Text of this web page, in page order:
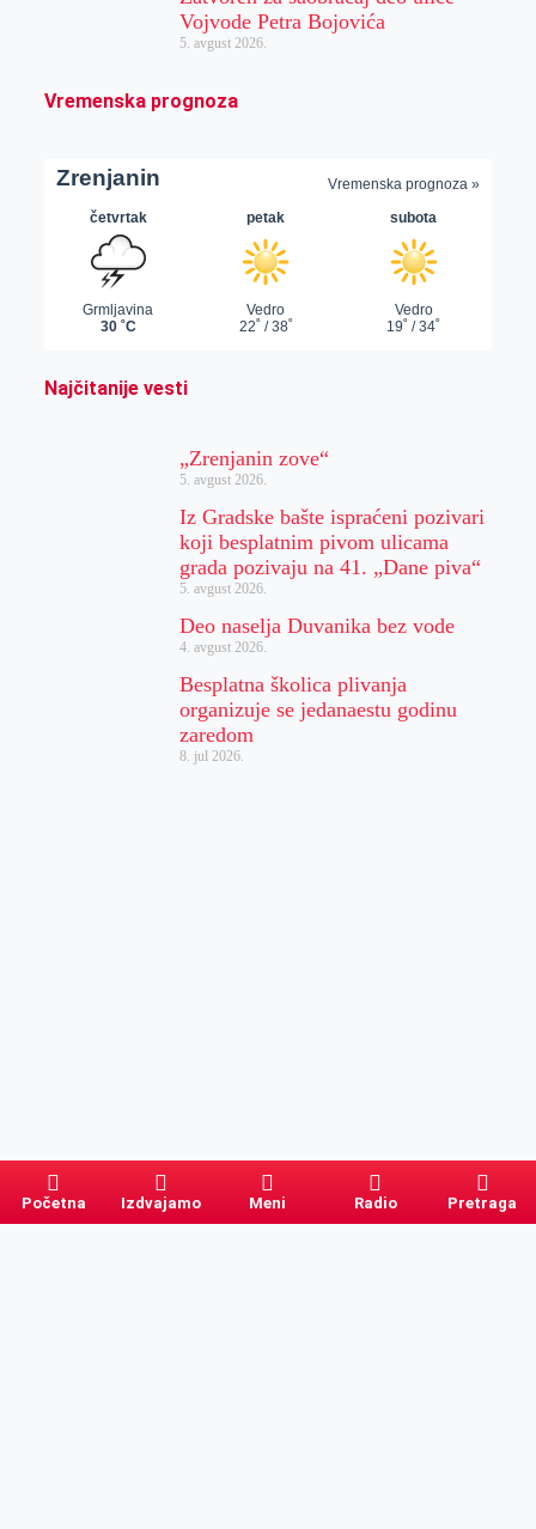
Vojvode Petra Bojovića
5. avgust 2026.
Vremenska prognoza
Najčitanije vesti
„Zrenjanin zove“
5. avgust 2026.
Iz Gradske bašte ispraćeni pozivari
koji besplatnim pivom ulicama
grada pozivaju na 41. „Dane piva“
5. avgust 2026.
Deo naselja Duvanika bez vode
4. avgust 2026.
Besplatna školica plivanja
organizuje se jedanaestu godinu
zaredom
8. jul 2026.
Početna Izdvajamo Meni Radio Pretraga